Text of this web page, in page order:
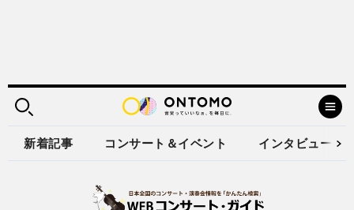
新着記事 コンサート＆イベント インタビュー